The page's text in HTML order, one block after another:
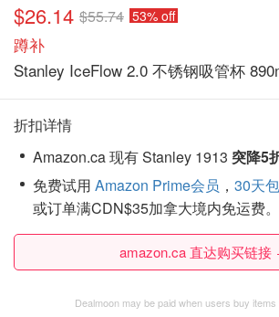
$26.14 $55.74 53% off
蹲补
Stanley IceFlow 2.0 不锈钢吸管杯
折扣详情
Amazon.ca 现有 Stanley 1913 突降5
免费试用 Amazon Prime会员 ， 30天
或订单满CDN$35加拿大境内免运费。
amazon.ca 直达购买链
Dealmoon may be paid when users buy items